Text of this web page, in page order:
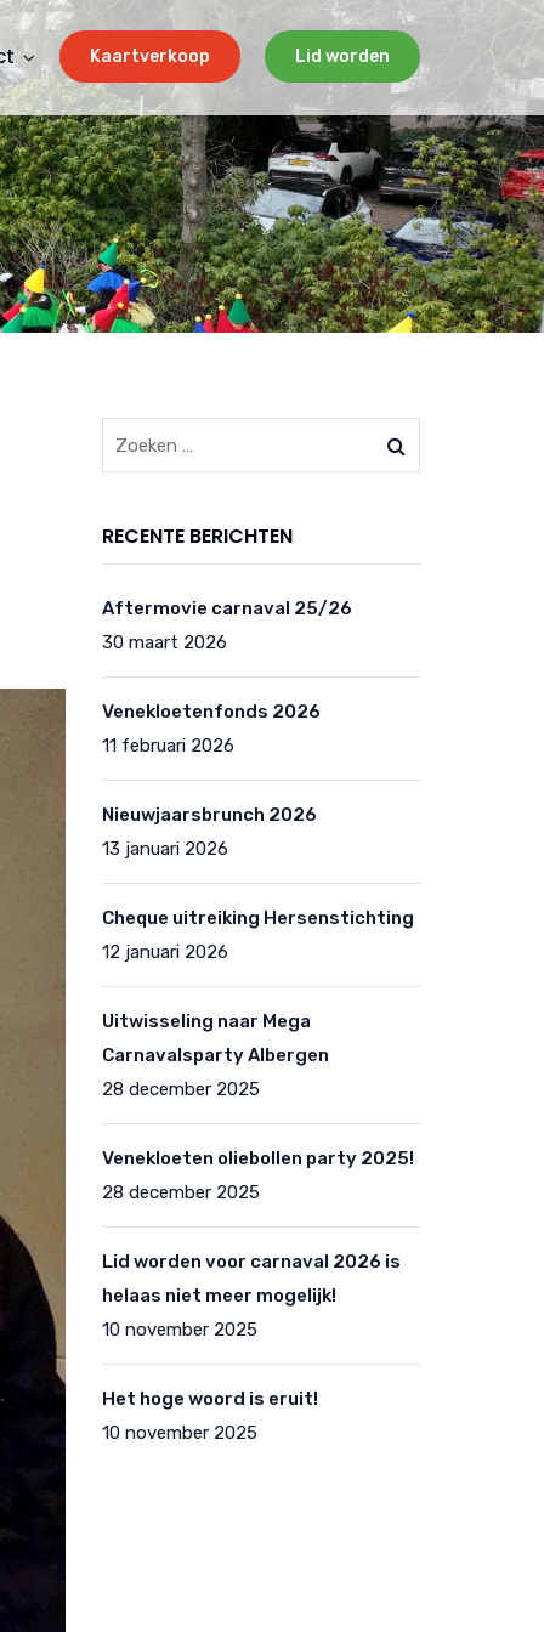
Kaartverkoop Lid worden
RECENTE BERICHTEN
Aftermovie carnaval 25/26
30 maart 2026
Venekloetenfonds 2026
11 februari 2026
Nieuwjaarsbrunch 2026
13 januari 2026
Cheque uitreiking Hersenstichting
12 januari 2026
Uitwisseling naar Mega
Carnavalsparty Albergen
28 december 2025
Venekloeten oliebollen party 2025!
28 december 2025
Lid worden voor carnaval 2026 is
helaas niet meer mogelijk!
10 november 2025
Het hoge woord is eruit!
10 november 2025